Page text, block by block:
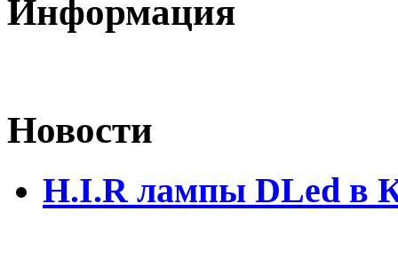
Информация
Новости
H.I.R лампы DLed в